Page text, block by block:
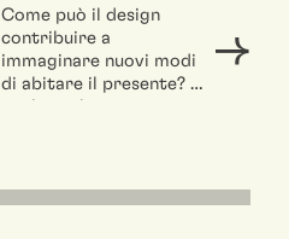
Come può il design
contribuire a
immaginare nuovi modi
di abitare il presente? E
quale ruolo possono